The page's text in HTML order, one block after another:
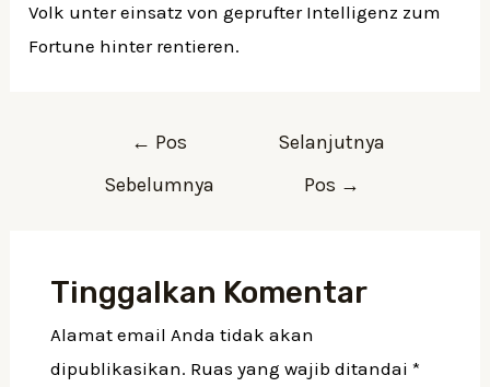
Volk unter einsatz von geprufter Intelligenz zum
Fortune hinter rentieren.
← Pos
Sebelumnya
Selanjutnya
Pos →
Tinggalkan Komentar
Alamat email Anda tidak akan
dipublikasikan. Ruas yang wajib ditandai *